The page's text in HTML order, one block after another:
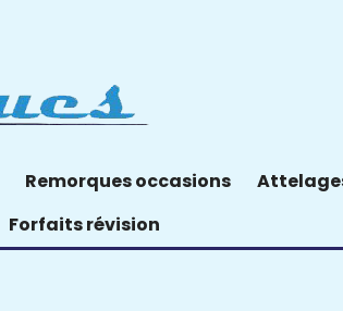
Remorques occasions
Forfaits révision